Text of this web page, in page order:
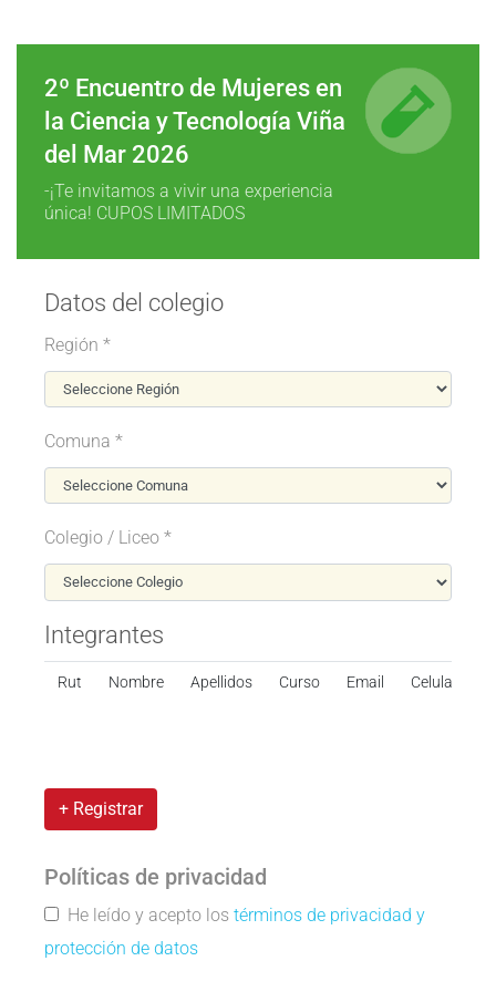
2º Encuentro de Mujeres en
la Ciencia y Tecnología Viña
del Mar 2026
-¡Te invitamos a vivir una experiencia
única! CUPOS LIMITADOS
Datos del colegio
Región *
Comuna *
Colegio / Liceo *
Integrantes
Rut Nombre Apellidos Curso Email Celular
+ Registrar
Políticas de privacidad
He leído y acepto los términos de privacidad y
protección de datos